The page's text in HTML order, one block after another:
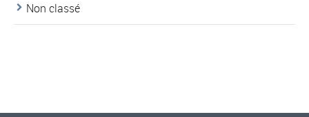
Non classé